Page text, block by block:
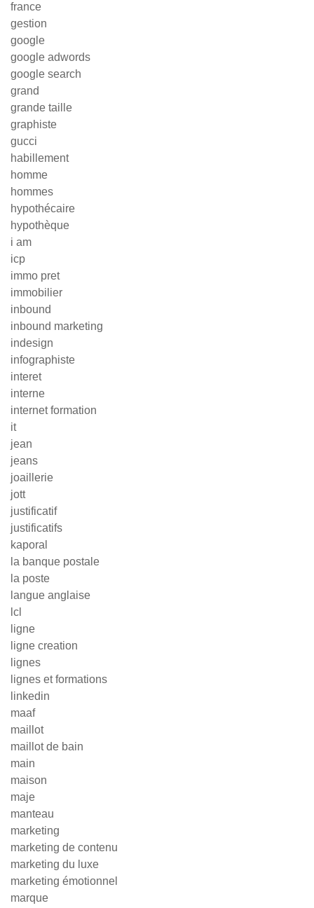
france
gestion
google
google adwords
google search
grand
grande taille
graphiste
gucci
habillement
homme
hommes
hypothécaire
hypothèque
i am
icp
immo pret
immobilier
inbound
inbound marketing
indesign
infographiste
interet
interne
internet formation
it
jean
jeans
joaillerie
jott
justificatif
justificatifs
kaporal
la banque postale
la poste
langue anglaise
lcl
ligne
ligne creation
lignes
lignes et formations
linkedin
maaf
maillot
maillot de bain
main
maison
maje
manteau
marketing
marketing de contenu
marketing du luxe
marketing émotionnel
marque